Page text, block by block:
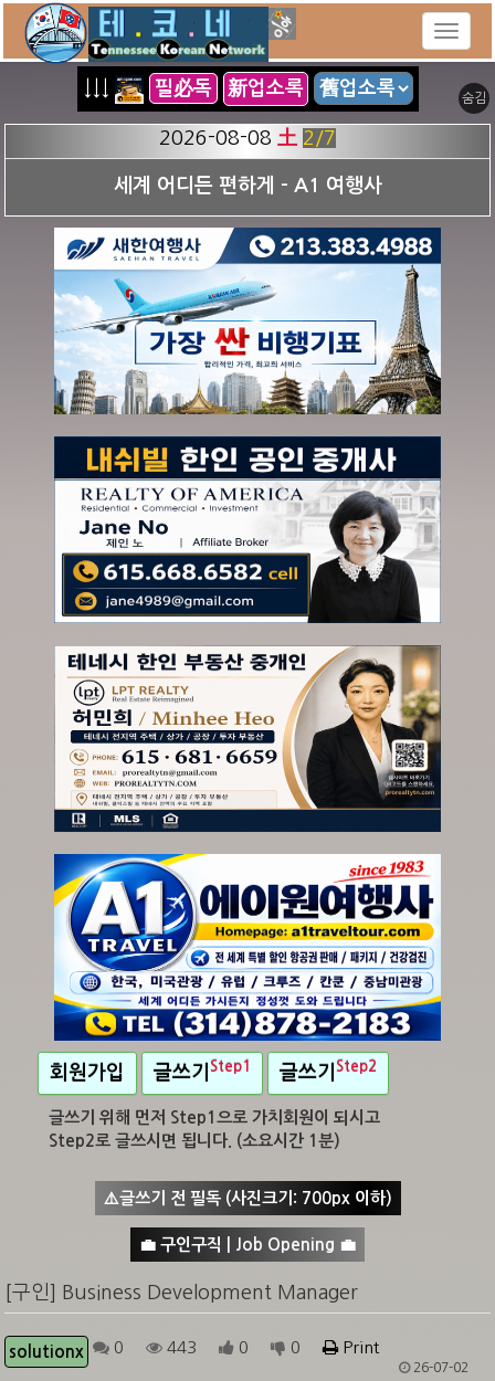
숨김
필必독 新업소록
2026-08-08 土 3 /7
앵콜 미용실 ✂️
회원가입 글쓰기 Step1 글쓰기 Step2
글쓰기 위해 먼저 Step1으로 가치회원이 되시고
Step2로 글쓰시면 됩니다. (소요시간 1분)
⚠️글쓰기 전 필독 (사진크기: 700px 이하)
💼 구인구직 | Job Opening 💼
[구인] Business Development Manager
solutionx 0 443 0 0 Print
26-07-02